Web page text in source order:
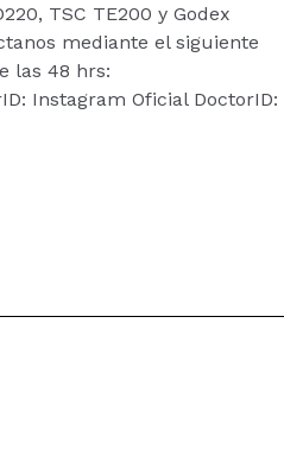
TSC TE200 y Godex
mediante el siguiente
las 48 hrs:
Instagram Oficial DoctorID: